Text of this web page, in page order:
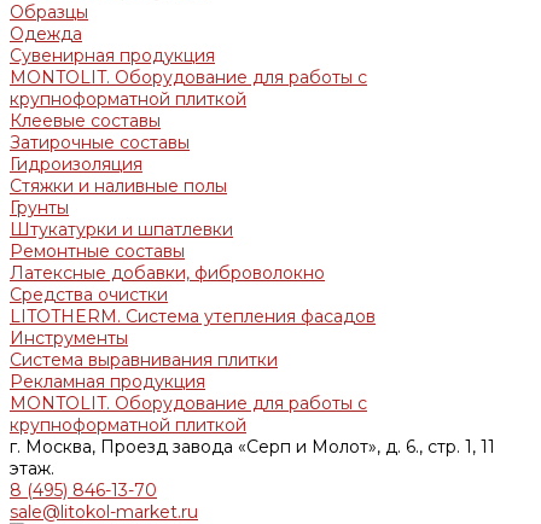
Образцы
Одежда
Сувенирная продукция
MONTOLIT. Оборудование для работы с
крупноформатной плиткой
Клеевые составы
Затирочные составы
Гидроизоляция
Стяжки и наливные полы
Грунты
Штукатурки и шпатлевки
Ремонтные составы
Латексные добавки, фиброволокно
Средства очистки
LITOTHERM. Система утепления фасадов
Инструменты
Система выравнивания плитки
Рекламная продукция
MONTOLIT. Оборудование для работы с
крупноформатной плиткой
г. Москва, Проезд завода «Серп и Молот», д. 6., стр. 1, 11
этаж.
8 (495) 846-13-70
sale@litokol-market.ru